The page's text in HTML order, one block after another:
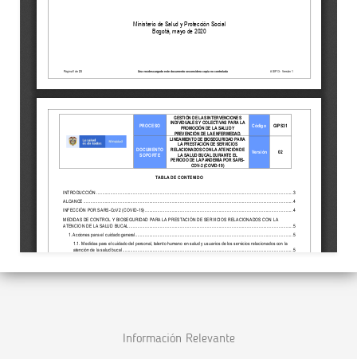
Información Relevante